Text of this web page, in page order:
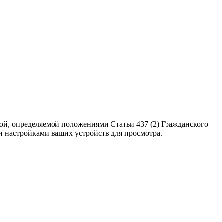
определяемой положениями Статьи 437 (2) Гражданского
настройками ваших устройств для просмотра.